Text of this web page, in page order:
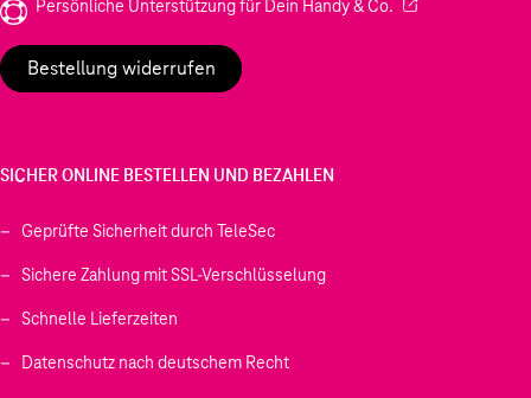
Persönliche Unterstützung für Dein Handy & Co.
Bestellung widerrufen
SICHER ONLINE BESTELLEN UND BEZAHLEN
Geprüfte Sicherheit durch TeleSec
Sichere Zahlung mit SSL-Verschlüsselung
Schnelle Lieferzeiten
Datenschutz nach deutschem Recht